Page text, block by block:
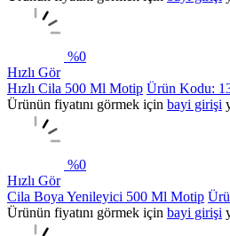
%0
Hızlı Gör
Hızlı Cila 500 Ml Motip Ürün Kodu:
Ürünün fiyatını görmek için bayi girişi
%0
Hızlı Gör
Cila Boya Yenileyici 500 Ml Motip
Ürünün fiyatını görmek için bayi girişi